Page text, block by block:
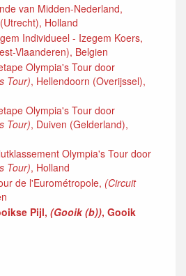
van Midden-Nederland,
Holland
Individueel - Izegem Koers,
Vlaanderen), Belgien
Olympia's Tour door
Tour), Hellendoorn (Overijssel),
Olympia's Tour door
Tour), Duiven (Gelderland),
Olympia's Tour door
Tour), Holland
de l'Eurométropole, (Circuit
Pijl, (Gooik (b)), Gooik